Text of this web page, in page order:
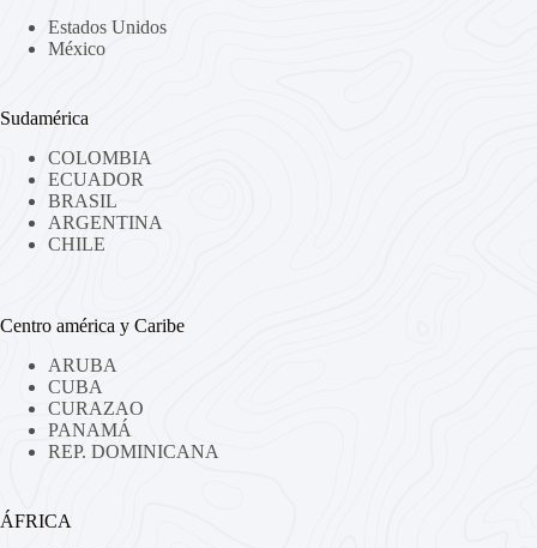
Estados Unidos
México
Sudamérica
COLOMBIA
ECUADOR
BRASIL
ARGENTINA
CHILE
Centro américa y Caribe
ARUBA
CUBA
CURAZAO
PANAMÁ
REP. DOMINICANA
ÁFRICA